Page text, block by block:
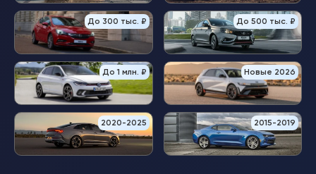
До 300 тыс. ₽ До 500 тыс. ₽
До 1 млн. ₽ Новые 2026
2020-2025 2015-2019